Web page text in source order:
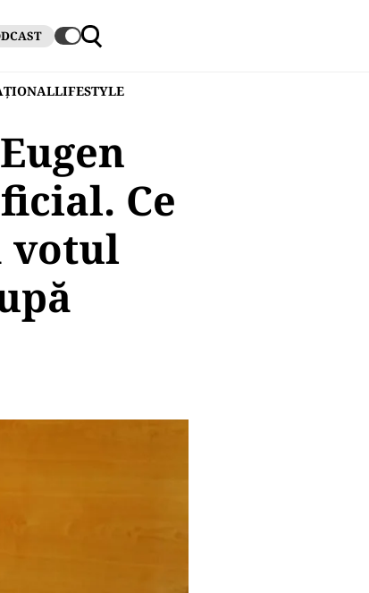
LIFESTYLE
Ce
votul